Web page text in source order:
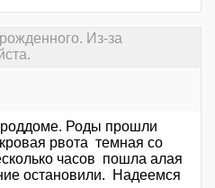
Из-за
Роды прошли
рвота темная со
часов пошла алая
остановили. Надеемся